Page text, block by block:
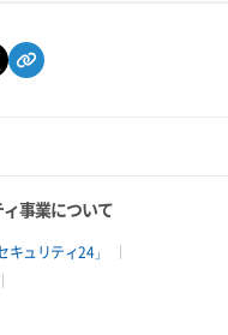
事業について
ュリティ24」